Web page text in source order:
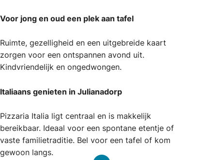
Voor jong en oud een plek aan tafel
Ruimte, gezelligheid en een uitgebreide kaart
zorgen voor een ontspannen avond uit.
Kindvriendelijk en ongedwongen.
Italiaans genieten in Julianadorp
Pizzaria Italia ligt centraal en is makkelijk
bereikbaar. Ideaal voor een spontane etentje of
vaste familietraditie. Bel voor een tafel of kom
gewoon langs.